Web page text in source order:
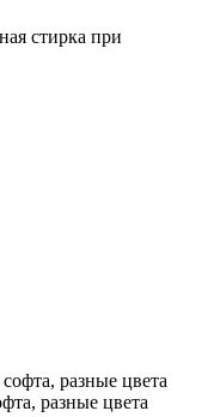
стирка при
разные цвета